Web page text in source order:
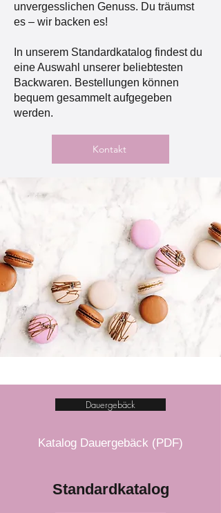
unvergesslichen Genuss. Du träumst
es – wir backen es!
In unserem Standardkatalog findest du
eine Auswahl unserer beliebtesten
Backwaren. Bestellungen können
bequem gesammelt aufgegeben
werden.
Kontakt
Dauergebäck
Katalog Dauergebäck (PDF)
Standardkatalog